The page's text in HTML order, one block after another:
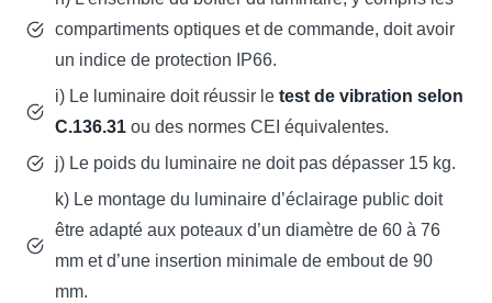
compartiments optiques et de commande, doit avoir
un indice de protection IP66.
i) Le luminaire doit réussir le test de vibration selon
C.136.31 ou des normes CEI équivalentes.
j) Le poids du luminaire ne doit pas dépasser 15 kg.
k) Le montage du luminaire d’éclairage public doit
être adapté aux poteaux d’un diamètre de 60 à 76
mm et d’une insertion minimale de embout de 90
mm.